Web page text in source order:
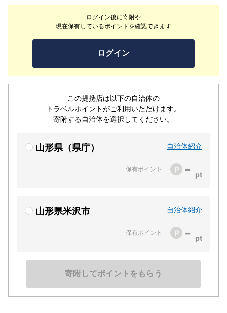
ログイン後に寄附や
現在保有しているポイントを確認できます
ログイン
この提携店は以下の自治体の
トラベルポイントがご利用いただけます。
寄附する自治体を選択してください。
山形県（県庁） 自治体紹介
保有ポイント -
山形県米沢市 自治体紹介
保有ポイント -
寄附してポイントをもらう
店ならではの確かな品質と味をお約束。贅を尽くした上質
の美食空間です。隣接した精肉店では多彩な米沢牛商品を
お買い上げいただけます。また米沢牛黄木では山形県飲食
店では唯一の国際規格の「食品安全マネジメントシステ
ム」ISO22000の認証を取得しています。